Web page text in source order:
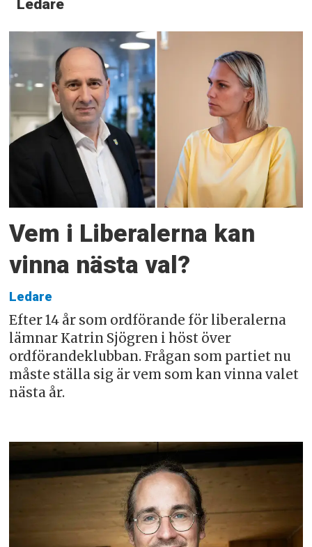
Ledare
Vem i Liberalerna kan
vinna nästa val?
Ledare
Efter 14 år som ordförande för liberalerna
lämnar Katrin Sjögren i höst över
ordförandeklubban. Frågan som partiet nu
måste ställa sig är vem som kan vinna valet
nästa år.